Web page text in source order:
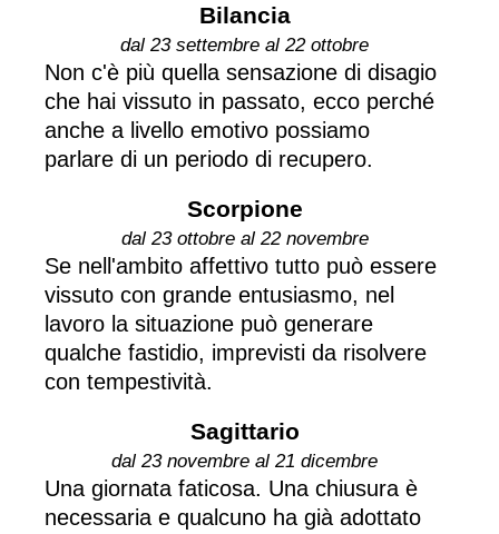
Bilancia
dal 23 settembre al 22 ottobre
Non c'è più quella sensazione di disagio
che hai vissuto in passato, ecco perché
anche a livello emotivo possiamo
parlare di un periodo di recupero.
Scorpione
dal 23 ottobre al 22 novembre
Se nell'ambito affettivo tutto può essere
vissuto con grande entusiasmo, nel
lavoro la situazione può generare
qualche fastidio, imprevisti da risolvere
con tempestività.
Sagittario
dal 23 novembre al 21 dicembre
Una giornata faticosa. Una chiusura è
necessaria e qualcuno ha già adottato